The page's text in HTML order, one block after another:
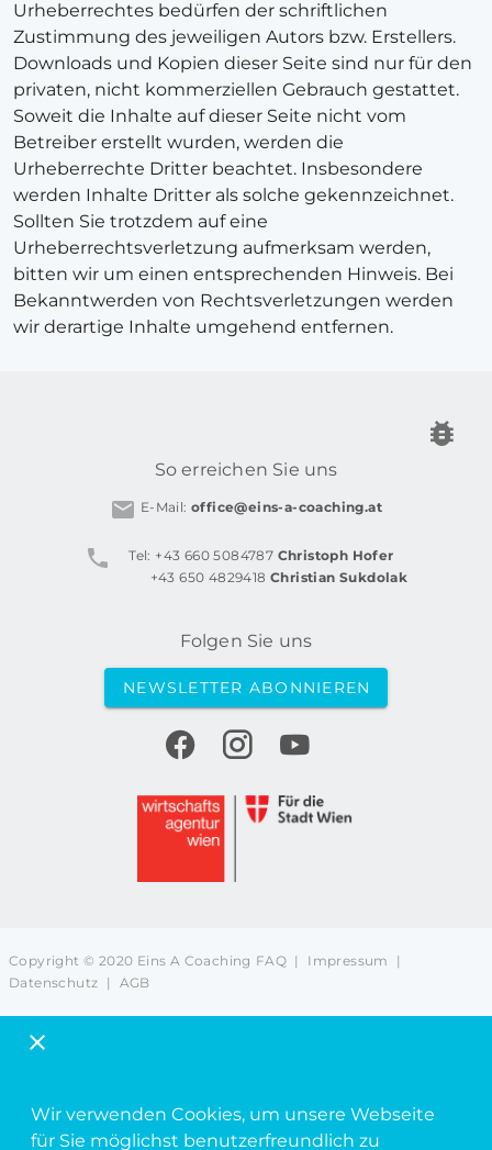
Urheberrechtes bedürfen der schriftlichen
Zustimmung des jeweiligen Autors bzw. Erstellers.
Downloads und Kopien dieser Seite sind nur für den
privaten, nicht kommerziellen Gebrauch gestattet.
Soweit die Inhalte auf dieser Seite nicht vom
Betreiber erstellt wurden, werden die
Urheberrechte Dritter beachtet. Insbesondere
werden Inhalte Dritter als solche gekennzeichnet.
Sollten Sie trotzdem auf eine
Urheberrechtsverletzung aufmerksam werden,
bitten wir um einen entsprechenden Hinweis. Bei
Bekanntwerden von Rechtsverletzungen werden
wir derartige Inhalte umgehend entfernen.
So erreichen Sie uns
E-Mail:office@eins-a-coaching.at
Tel: +43 660 5084787 Christoph Hofer
+43 650 4829418Christian Sukdolak
Folgen Sie uns
NEWSLETTER ABONNIEREN
Copyright © 2020 Eins A Coaching FAQ | Impressum
|
Datenschutz | AGB
Wir verwenden Cookies, um unsere Webseite
für Sie möglichst benutzerfreundlich zu